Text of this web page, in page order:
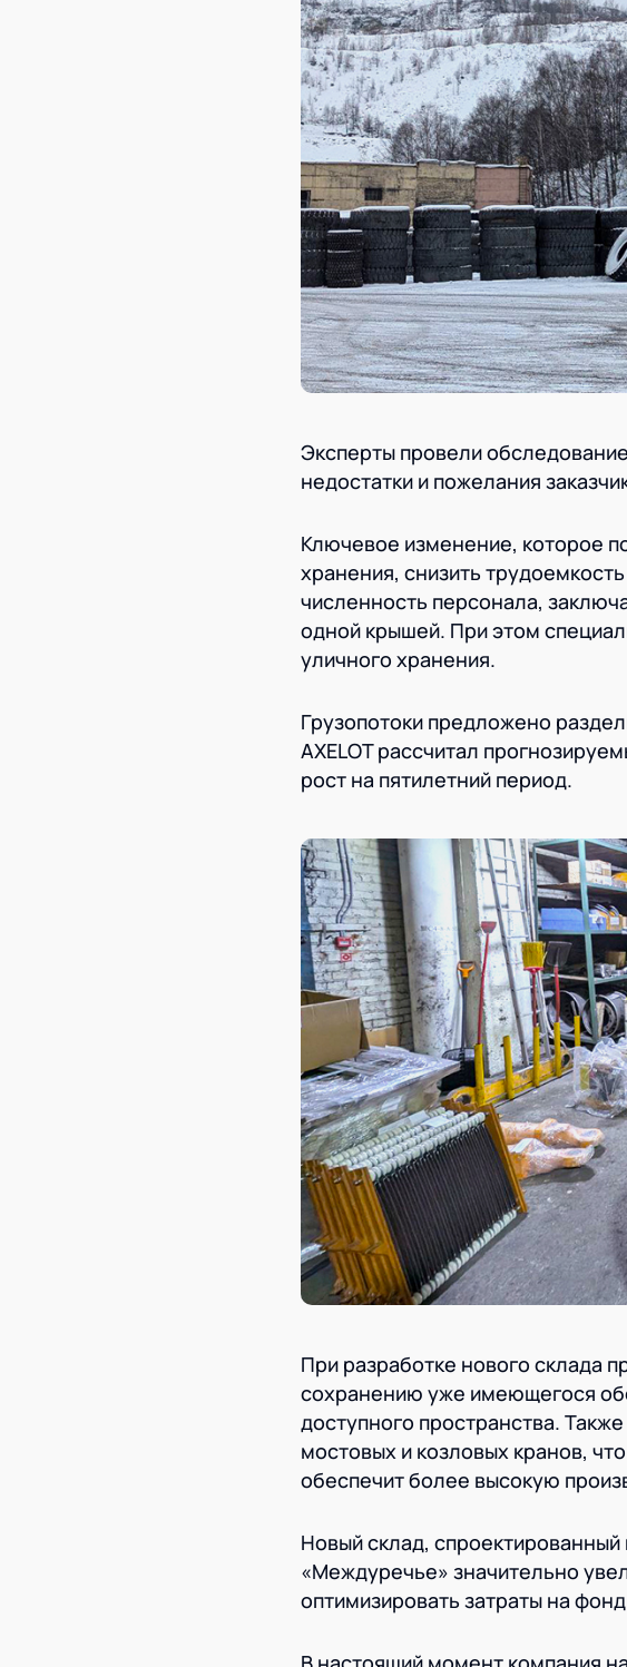
Эксперты провели
недостатки и пожелания
Ключевое изменение, которое
хранения, снизить
численность персонала,
одной крышей. При этом
уличного хранения.
Грузопотоки предложено
AXELOT рассчитал
рост на пятилетний период.
При разработке нового склада
сохранению уже имеющегося
доступного пространства.
мостовых и козловых кранов,
обеспечит более высокую
Новый склад, спроектированный
«Междуречье» значительно
оптимизировать затраты на